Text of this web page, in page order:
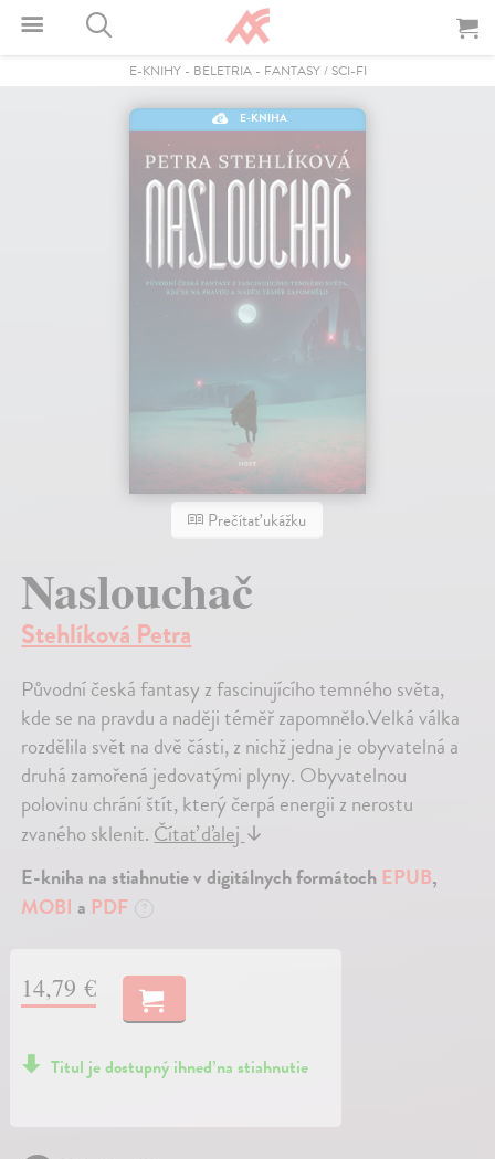
E-KNIHY- BELETRIA- FANTASY / SCI-FI
E-KNIHA
Prečítať ukážku
Naslouchač
Stehlíková Petra
Původní česká fantasy z fascinujícího temného světa,
kde se na pravdu a naději téměř zapomnělo.Velká válka
rozdělila svět na dvě části, z nichž jedna je obyvatelná a
druhá zamořená jedovatými plyny. Obyvatelnou
polovinu chrání štít, který čerpá energii z nerostu
zvaného sklenit.Čítať ďalej↓
E-kniha na stiahnutie v digitálnych formátoch EPUB,
MOBI a PDF ?
14,79 €
Titul je dostupný ihneď na stiahnutie